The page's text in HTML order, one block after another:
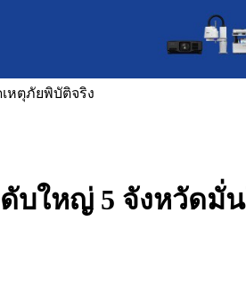
หตุภัยพิบัติจริง
บใหญ่ 5 จังหวัดมั่